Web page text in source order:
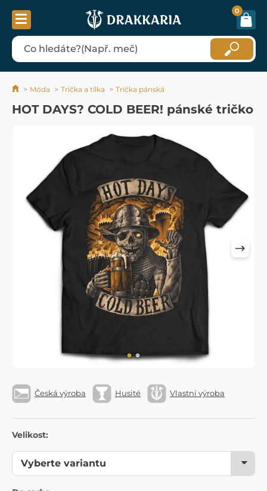
0
Móda Trička a tílka Trička pánská
HOT DAYS? COLD BEER! pánské tričko
Česká výroba Husité Vlastní výroba
Velikost: